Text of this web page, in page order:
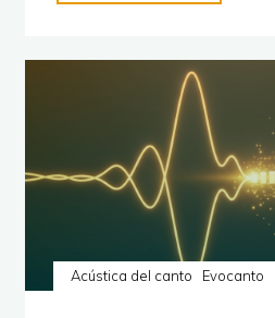
espacio
del
sonido"
Acústica del canto Evocanto